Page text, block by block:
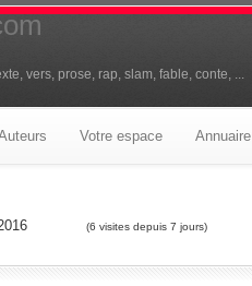
vers, prose, rap, slam, fable, conte, ...
Votre espace Annuaire
(6 visites depuis 7 jours)